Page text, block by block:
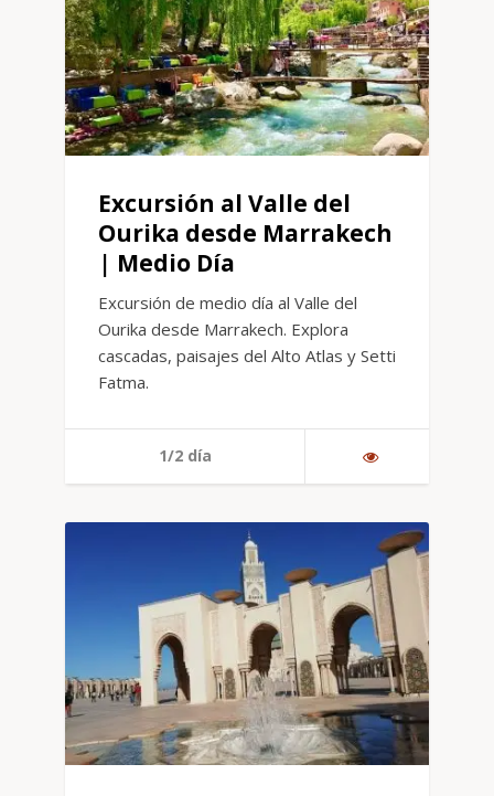
Excursión al Valle del
Ourika desde Marrakech
| Medio Día
Excursión de medio día al Valle del
Ourika desde Marrakech. Explora
cascadas, paisajes del Alto Atlas y Setti
Fatma.
1/2 día